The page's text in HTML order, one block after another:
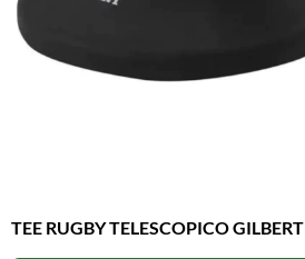
TEE RUGBY TELESCOPICO GILBERT